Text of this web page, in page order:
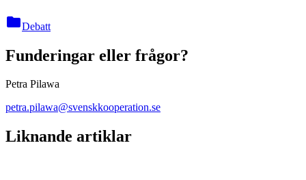
folderDebatt
Funderingar eller frågor?
Petra Pilawa
petra.pilawa@svenskkooperation.se
Liknande artiklar